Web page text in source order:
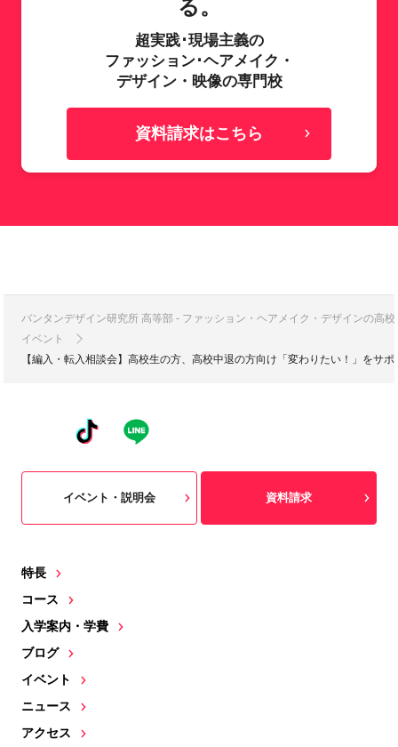
る。
超実践･現場主義の
ファッション･ヘアメイク・
デザイン・映像の専門校
資料請求はこちら
バンタンデザイン研究所 高等部 - ファッション・ヘアメイク・デザインの高
イベント
【編入・転入相談会】高校生の方、高校中退の方向け「変わりたい！」をサ
特長
コース
入学案内・学費
ブログ
イベント
ニュース
アクセス
イベント・説明会 資料請求